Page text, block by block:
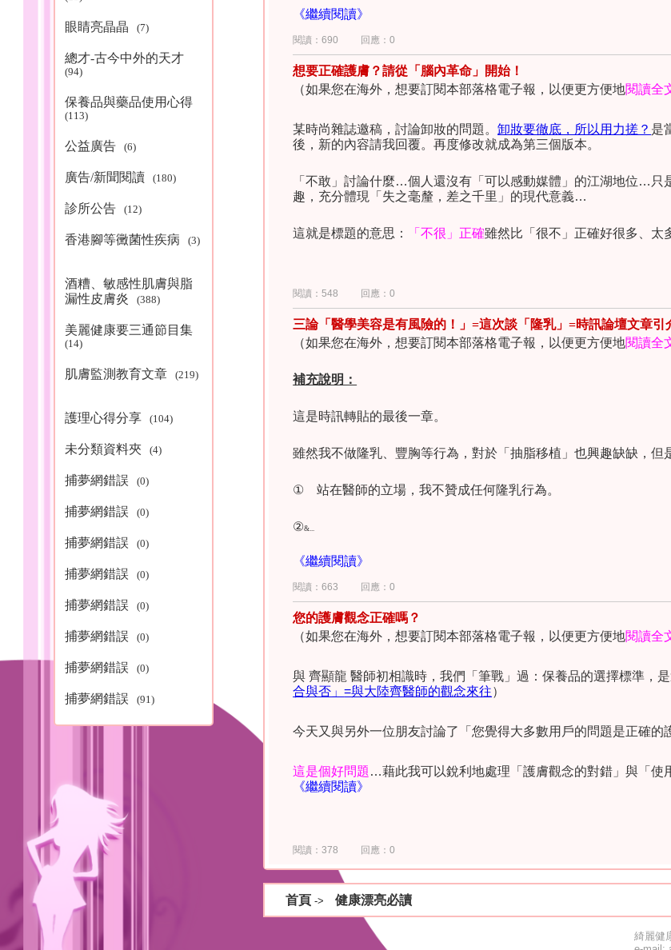
眼睛亮晶晶 (7)
總才-古今中外的天才
(94)
保養品與藥品使用心得
(113)
公益廣告 (6)
廣告/新聞閱讀 (180)
診所公告 (12)
香港腳等黴菌性疾病 (3)
酒糟、敏感性肌膚與脂
漏性皮膚炎
(388)
美麗健康要三通節目集
(14)
肌膚監測教育文章 (219)
護理心得分享 (104)
未分類資料夾 (4)
捕夢網錯誤 (0)
捕夢網錯誤 (0)
捕夢網錯誤 (0)
捕夢網錯誤 (0)
捕夢網錯誤 (0)
捕夢網錯誤 (0)
捕夢網錯誤 (0)
捕夢網錯誤 (91)
《繼續閱讀》
閱讀：690 回應：0
想要正確護膚？請從「腦內革命」開始！
（如果您在海外，想要訂閱本部落格電子報，以便更方便地閱讀全
某時尚雜誌邀稿，討論卸妝的問題。卸妝要徹底，所以用力搓？ 是
後，新的內容請我回覆。再度修改就成為第三個版本。
「不敢」討論什麼…個人還沒有「可以感動媒體」的江湖地位… 只
趣，充分體現「失之毫釐，差之千里」的現代意義…
這就是標題的意思： 「不很」正確雖然比「很不」正確好很多、太
閱讀：548 回應：0
三論「醫學美容是有風險的！」=這次談「隆乳」=時訊論壇文章引
（如果您在海外，想要訂閱本部落格電子報，以便更方便地閱讀全
補充說明：
這是時訊轉貼的最後一章。
雖然我不做隆乳、豐胸等行為，對於「抽脂移植」也興趣缺缺，但
① 站在醫師的立場，我不贊成任何隆乳行為。
②
《繼續閱讀》
閱讀：663 回應：0
您的護膚觀念正確嗎？
（如果您在海外，想要訂閱本部落格電子報，以便更方便地閱讀全
與 齊顯龍 醫師初相識時，我們「筆戰」過：保養品的選擇標準，
合與否」=與大陸齊醫師的觀念來往）
今天又與另外一位朋友討論了「您覺得大多數用戶的問題是正確的
這是個好問題 …藉此我可以銳利地處理「護膚觀念的對錯」與「使
《繼續閱讀》
閱讀：378 回應：0
首頁 -> 健康漂亮必讀
綺麗健